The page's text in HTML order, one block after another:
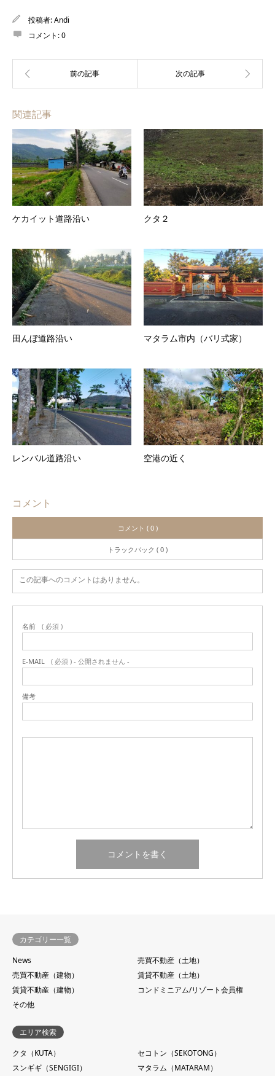
投稿者:Andi
コメント:0
関連記事
ケカイット道路沿い クタ２
田んぼ道路沿い マタラム市内（バリ式家）
レンバル道路沿い 空港の近く
コメント
コメント ( 0 )
トラックバック ( 0 )
この記事へのコメントはありません。
名前 ( 必須 )
E-MAIL ( 必須 ) - 公開されません -
備考
カテゴリー一覧
News
売買不動産（土地）
売買不動産（建物）
賃貸不動産（土地）
賃貸不動産（建物）
コンドミニアム/リゾート会員権
その他
エリア検索
クタ（KUTA）
セコトン（SEKOTONG）
スンギギ（SENGIGI）
マタラム（MATARAM）